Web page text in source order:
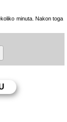
minuta. Nakon toga